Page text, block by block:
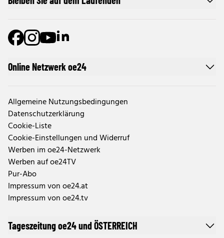
Online Netzwerk oe24
Allgemeine Nutzungsbedingungen
Datenschutzerklärung
Cookie-Liste
Cookie-Einstellungen und Widerruf
Werben im oe24-Netzwerk
Werben auf oe24TV
Pur-Abo
Impressum von oe24.at
Impressum von oe24.tv
Tageszeitung oe24 und ÖSTERREICH